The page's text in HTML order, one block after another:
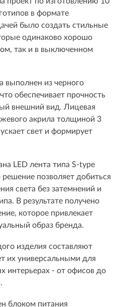
в формате
было создать стильные
одинаково хорошо
так и в выключенном
выполнен из черного
обеспечивает прочность
внешний вид. Лицевая
акрила толщиной 3
свет и формирует
LED лента типа S-type
позволяет добиться
света без затемнений и
В результате получено
которое привлекает
образ бренда.
изделия составляют
их универсальными для
интерьерах - от офисов до
блоком питания